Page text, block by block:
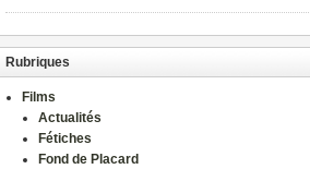
Rubriques
Films
Actualités
Fétiches
Fond de Placard